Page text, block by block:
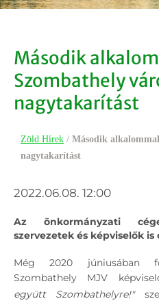
Második
Szombathely
nagytakarítást
Zöld Hírek / Második
nagytakarítást
2022.06.08. 12:00
Az önkormányzati
szervezetek és képviselők
Még 2020 júniusában
Szombathely MJV
együtt Szombathelyre!"